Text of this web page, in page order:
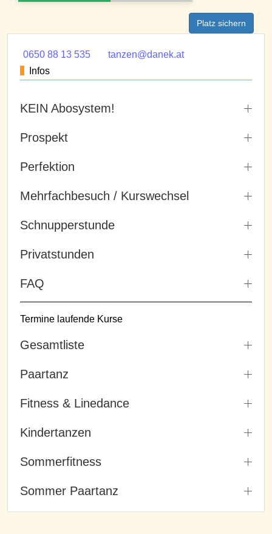
Platz sichern
0650 88 13 535
tanzen@danek.at
Infos
KEIN Abosystem!
Prospekt
Perfektion
Mehrfachbesuch / Kurswechsel
Schnupperstunde
Privatstunden
FAQ
Termine laufende Kurse
Gesamtliste
Paartanz
Fitness & Linedance
Kindertanzen
Sommerfitness
Sommer Paartanz